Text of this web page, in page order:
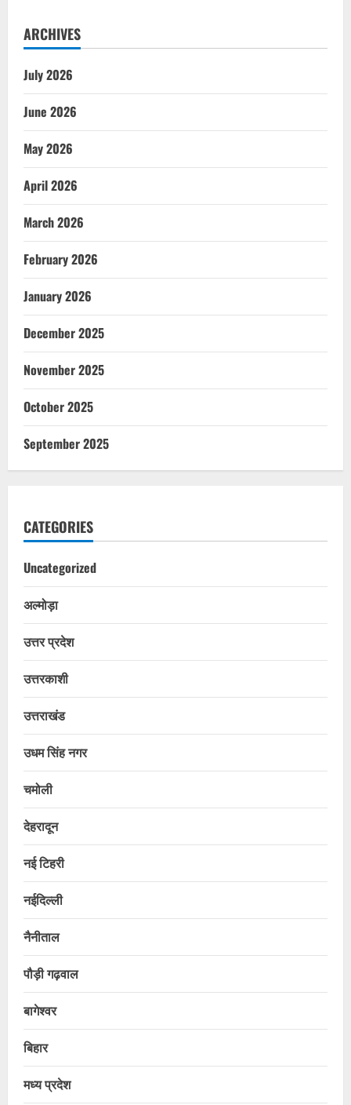
ARCHIVES
July 2026
June 2026
May 2026
April 2026
March 2026
February 2026
January 2026
December 2025
November 2025
October 2025
September 2025
CATEGORIES
Uncategorized
अल्मोड़ा
उत्तर प्रदेश
उत्तरकाशी
उत्तराखंड
उधम सिंह नगर
चमोली
देहरादून
नई टिहरी
नईदिल्ली
नैनीताल
पौड़ी गढ़वाल
बागेश्वर
बिहार
मध्य प्रदेश